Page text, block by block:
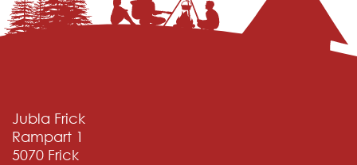
Jubla Frick
Rampart 1
5070 Frick